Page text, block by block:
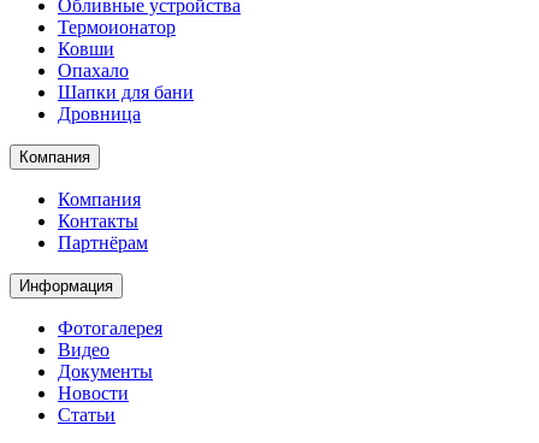
Обливные устройства
Термоионатор
Ковши
Опахало
Шапки для бани
Дровница
Компания
Компания
Контакты
Партнёрам
Информация
Фотогалерея
Видео
Документы
Новости
Статьи